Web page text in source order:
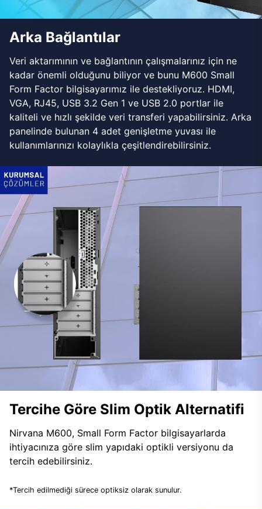
Arka Bağlantılar
Veri aktarımının ve bağlantının çalışmalarınız için ne
kadar önemli olduğunu biliyor ve bunu M600 Small
Form Factor bilgisayarımız ile destekliyoruz. HDMI,
VGA, RJ45, USB 3.2 Gen 1 ve USB 2.0 portlar ile
kaliteli ve hızlı şekilde veri transferi yapabilirsiniz. Arka
panelinde bulunan 4 adet genişletme yuvası ile
kullanımlarınızı kolaylıkla çeşitlendirebilirsiniz.
Tercihe Göre Slim Optik Alternatifi
Nirvana M600, Small Form Factor bilgisayarlarda
ihtiyacınıza göre slim yapıdaki optikli versiyonu da
tercih edebilirsiniz.
*Tercih edilmediği sürece optiksiz olarak sunulur.